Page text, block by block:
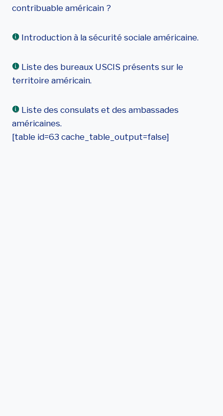
contribuable américain ?
Introduction à la sécurité sociale américaine.
Liste des bureaux USCIS présents sur le
territoire américain.
Liste des consulats et des ambassades
américaines.
[table id=63 cache_table_output=false]